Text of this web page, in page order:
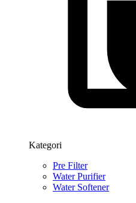
Kategori
Pre Filter
Water Purifier
Water Softener